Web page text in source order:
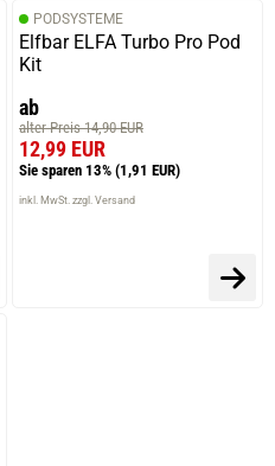
PODSYSTEME
Elfbar ELFA Turbo Pro Pod
Kit
ab
alter Preis 14,90 EUR
12,99 EUR
Sie sparen 13% (1,91 EUR)
inkl. MwSt. zzgl. Versand